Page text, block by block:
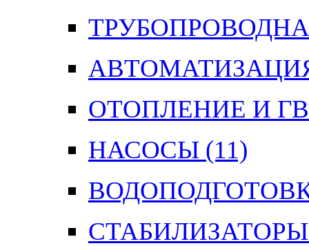
ОТОПЛЕНИЕ И
НАСОСЫ (11)